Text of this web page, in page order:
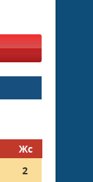
Жс
2